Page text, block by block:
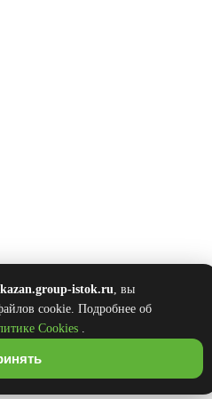
istok.ru, вы
cookie. Подробнее об
Cookies .
Теплицы
(ИСТОК)